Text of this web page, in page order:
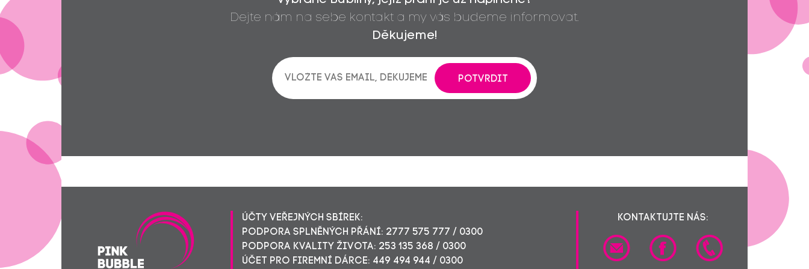
Dejte nám na sebe kontakt a my vás budeme informovat.
Děkujeme!
POTVRDIT
ÚČTY VEŘEJNÝCH SBÍREK:
PODPORA SPLNĚNÝCH PŘÁNÍ: 2777 575 777 / 0300
PODPORA KVALITY ŽIVOTA: 253 135 368 / 0300
ÚČET PRO FIREMNÍ DÁRCE: 449 494 944 / 0300
KONTAKTUJTE NÁS: